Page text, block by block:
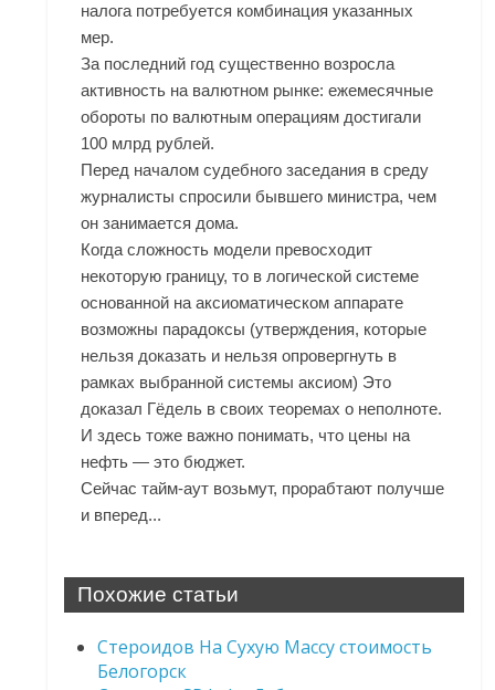
налога потребуется комбинация указанных
мер.
За последний год существенно возросла
активность на валютном рынке: ежемесячные
обороты по валютным операциям достигали
100 млрд рублей.
Перед началом судебного заседания в среду
журналисты спросили бывшего министра, чем
он занимается дома.
Когда сложность модели превосходит
некоторую границу, то в логической системе
основанной на аксиоматическом аппарате
возможны парадоксы (утверждения, которые
нельзя доказать и нельзя опровергнуть в
рамках выбранной системы аксиом) Это
доказал Гёдель в своих теоремах о неполноте.
И здесь тоже важно понимать, что цены на
нефть — это бюджет.
Сейчас тайм-аут возьмут, прорабтают получше
и вперед...
Похожие статьи
Стероидов На Сухую Массу стоимость
Белогорск